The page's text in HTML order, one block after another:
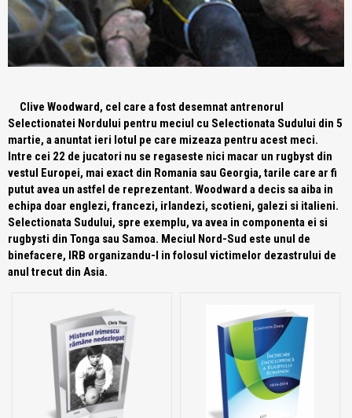
Clive Woodward, cel care a fost desemnat antrenorul
Selectionatei Nordului pentru meciul cu Selectionata Sudului din 5
martie, a anuntat ieri lotul pe care mizeaza pentru acest meci.
Intre cei 22 de jucatori nu se regaseste nici macar un rugbyst din
vestul Europei, mai exact din Romania sau Georgia, tarile care ar fi
putut avea un astfel de reprezentant. Woodward a decis sa aiba in
echipa doar englezi, francezi, irlandezi, scotieni, galezi si italieni.
Selectionata Sudului, spre exemplu, va avea in componenta ei si
rugbysti din Tonga sau Samoa. Meciul Nord-Sud este unul de
binefacere, IRB organizandu-l in folosul victimelor dezastrului de
anul trecut din Asia.